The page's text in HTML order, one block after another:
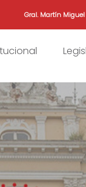
Gral. Martín